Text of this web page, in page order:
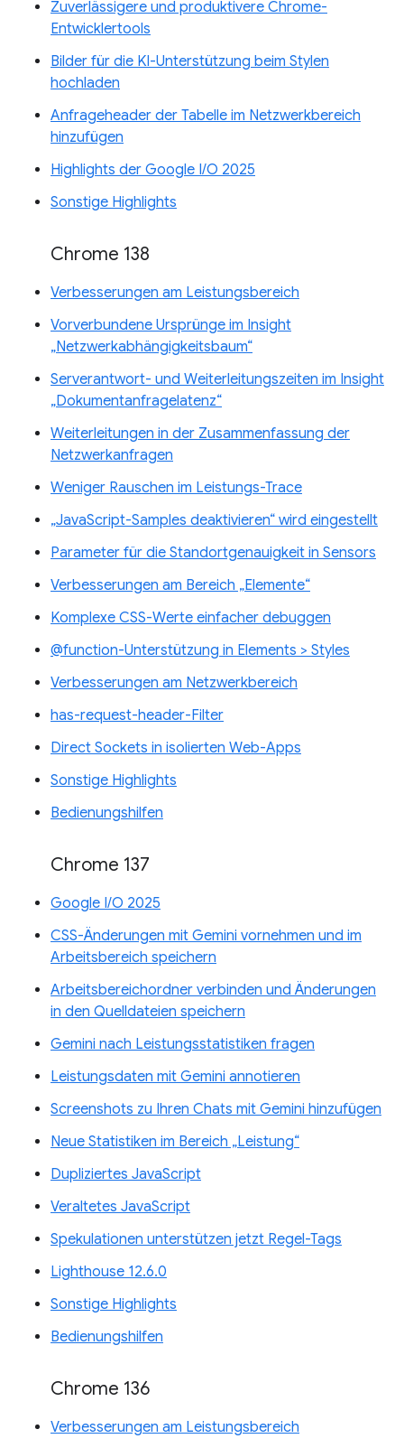
Zuverlässigere und produktivere Chrome-
Entwicklertools
Bilder für die KI-Unterstützung beim Stylen
hochladen
Anfrageheader der Tabelle im Netzwerkbereich
hinzufügen
Highlights der Google I/O 2025
Sonstige Highlights
Chrome 138
Verbesserungen am Leistungsbereich
Vorverbundene Ursprünge im Insight
„Netzwerkabhängigkeitsbaum“
Serverantwort- und Weiterleitungszeiten im Insight
„Dokumentanfragelatenz“
Weiterleitungen in der Zusammenfassung der
Netzwerkanfragen
Weniger Rauschen im Leistungs-Trace
„JavaScript-Samples deaktivieren“ wird eingestellt
Parameter für die Standortgenauigkeit in Sensors
Verbesserungen am Bereich „Elemente“
Komplexe CSS-Werte einfacher debuggen
@function-Unterstützung in Elements > Styles
Verbesserungen am Netzwerkbereich
has-request-header-Filter
Direct Sockets in isolierten Web-Apps
Sonstige Highlights
Bedienungshilfen
Chrome 137
Google I/O 2025
CSS-Änderungen mit Gemini vornehmen und im
Arbeitsbereich speichern
Arbeitsbereichordner verbinden und Änderungen
in den Quelldateien speichern
Gemini nach Leistungsstatistiken fragen
Leistungsdaten mit Gemini annotieren
Screenshots zu Ihren Chats mit Gemini hinzufügen
Neue Statistiken im Bereich „Leistung“
Dupliziertes JavaScript
Veraltetes JavaScript
Spekulationen unterstützen jetzt Regel-Tags
Lighthouse 12.6.0
Sonstige Highlights
Bedienungshilfen
Chrome 136
Verbesserungen am Leistungsbereich